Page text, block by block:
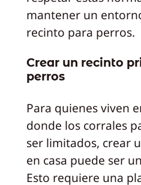
mantener un
recinto para perros.
Crear un recinto
perros
Para quienes viven
donde los corrales
ser limitados, crear
en casa puede ser
Esto requiere una